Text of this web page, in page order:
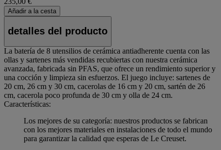
Añadir a la cesta
detalles del producto
La batería de 8 utensilios de cerámica antiadherente cuenta con las
ollas y sartenes más vendidas recubiertas con nuestra cerámica
avanzada, fabricada sin PFAS, que ofrece un rendimiento superior y
una cocción y limpieza sin esfuerzos. El juego incluye: sartenes de
20 cm, 26 cm y 30 cm, cacerolas de 16 cm y 20 cm, sartén de 26
cm, cacerola poco profunda de 30 cm y olla de 24 cm.
Características:
Los mejores de su categoría: nuestros productos se fabrican
con los mejores materiales en instalaciones de todo el mundo
para garantizar la calidad que esperas de Le Creuset.